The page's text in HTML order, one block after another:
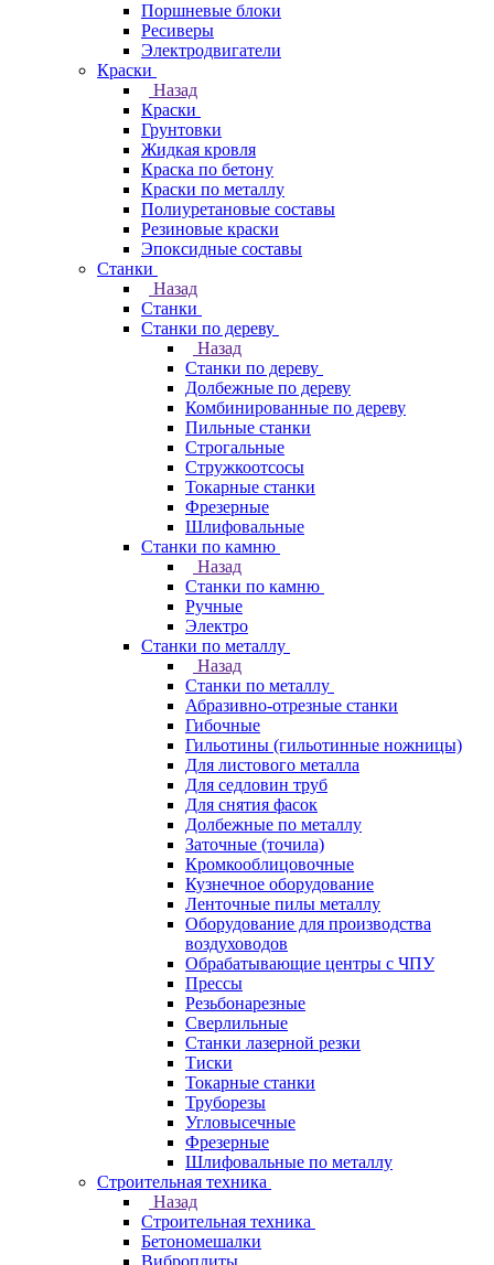
Поршневые блоки
Ресиверы
Электродвигатели
Краски
Назад
Краски
Грунтовки
Жидкая кровля
Краска по бетону
Краски по металлу
Полиуретановые составы
Резиновые краски
Эпоксидные составы
Станки
Назад
Станки
Станки по дереву
Назад
Станки по дереву
Долбежные по дереву
Комбинированные по дереву
Пильные станки
Строгальные
Стружкоотсосы
Токарные станки
Фрезерные
Шлифовальные
Станки по камню
Назад
Станки по камню
Ручные
Электро
Станки по металлу
Назад
Станки по металлу
Абразивно-отрезные станки
Гибочные
Гильотины (гильотинные ножницы)
Для листового металла
Для седловин труб
Для снятия фасок
Долбежные по металлу
Заточные (точила)
Кромкооблицовочные
Кузнечное оборудование
Ленточные пилы металлу
Оборудование для производства
воздуховодов
Обрабатывающие центры с ЧПУ
Прессы
Резьбонарезные
Сверлильные
Станки лазерной резки
Тиски
Токарные станки
Труборезы
Угловысечные
Фрезерные
Шлифовальные по металлу
Строительная техника
Назад
Строительная техника
Бетономешалки
Виброплиты